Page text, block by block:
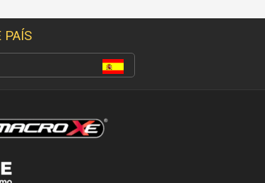
PAÍS